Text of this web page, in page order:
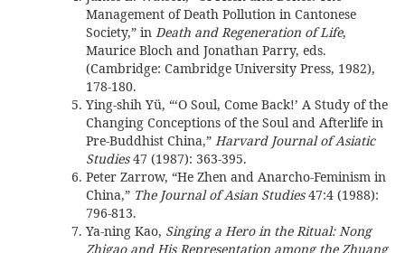
Management of Death Pollution in Cantonese
Society,” in Death and Regeneration of Life,
Maurice Bloch and Jonathan Parry, eds.
(Cambridge: Cambridge University Press, 1982),
178-180.
Ying-shih Yü, “‘O Soul, Come Back!’ A Study of the
Changing Conceptions of the Soul and Afterlife in
Pre-Buddhist China,” Harvard Journal of Asiatic
Studies47 (1987): 363-395.
Peter Zarrow, “He Zhen and Anarcho-Feminism in
China,” The Journal of Asian Studies47:4 (1988):
796-813.
Ya-ning Kao, Singing a Hero in the Ritual: Nong
Zhigao and His Representation among the Zhuang